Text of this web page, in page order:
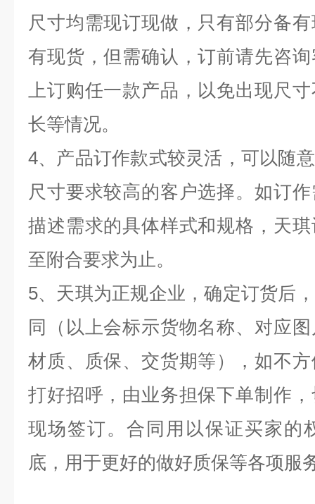
尺寸均需现订现做，只有部分备
有现货，但需确认，订前请先咨
上订购任一款产品，以免出现尺
长等情况。
4、产品订作款式较灵活，可以随
尺寸要求较高的客户选择。如订
描述需求的具体样式和规格，天
至附合要求为止。
5、天琪为正规企业，确定订货后
同（以上会标示货物名称、对应
材质、质保、交货期等），如不
打好招呼，由业务担保下单制作
现场签订。合同用以保证买家的
底，用于更好的做好质保等各项服